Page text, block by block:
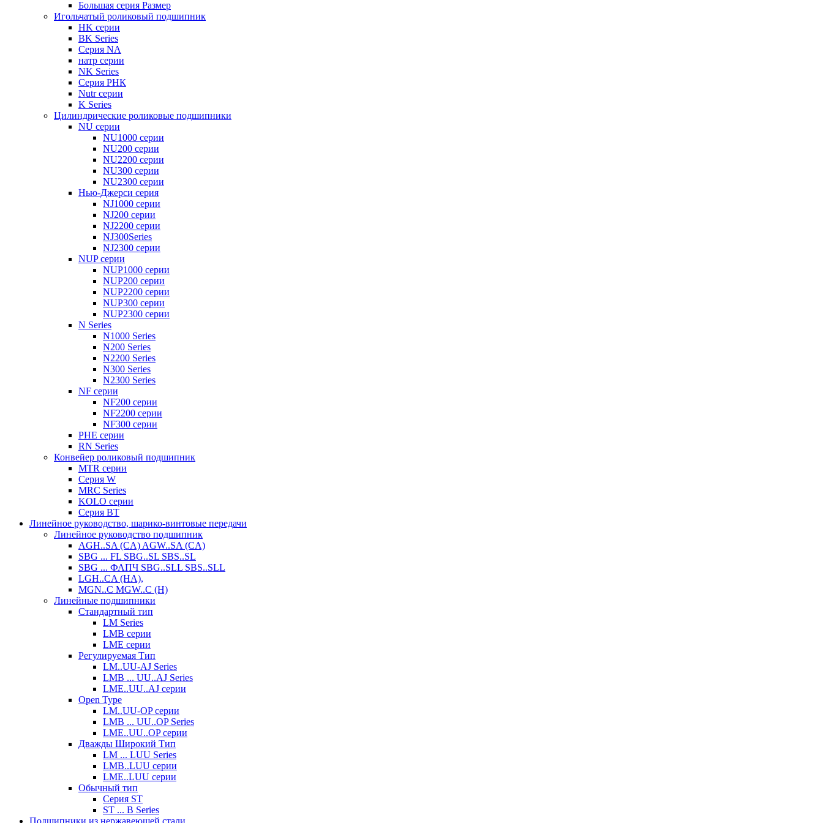
Большая серия Размер
Игольчатый роликовый подшипник
HK серии
BK Series
Серия NA
натр серии
NK Series
Серия РНК
Nutr серии
K Series
Цилиндрические роликовые подшипники
NU серии
NU1000 серии
NU200 серии
NU2200 серии
NU300 серии
NU2300 серии
Нью-Джерси серия
NJ1000 серии
NJ200 серии
NJ2200 серии
NJ300Series
NJ2300 серии
NUP серии
NUP1000 серии
NUP200 серии
NUP2200 серии
NUP300 серии
NUP2300 серии
N Series
N1000 Series
N200 Series
N2200 Series
N300 Series
N2300 Series
NF серии
NF200 серии
NF2200 серии
NF300 серии
РНЕ серии
RN Series
Конвейер роликовый подшипник
MTR серии
Серия W
MRC Series
KOLO серии
Серия BT
Линейное руководство, шарико-винтовые передачи
Линейное руководство подшипник
AGH..SA (CA) AGW..SA (CA)
SBG ... FL SBG..SL SBS..SL
SBG ... ФАПЧ SBG..SLL SBS..SLL
LGH..CA (HA),
MGN..C MGW..C (Н)
Линейные подшипники
Стандартный тип
LM Series
LMB серии
LME серии
Регулируемая Тип
LM..UU-AJ Series
LMB ... UU..AJ Series
LME..UU..AJ серии
Open Type
LM..UU-OP серии
LMB ... UU..OP Series
LME..UU..OP серии
Дважды Широкий Тип
LM ... LUU Series
LMB..LUU серии
LME..LUU серии
Обычный тип
Серия ST
ST ... B Series